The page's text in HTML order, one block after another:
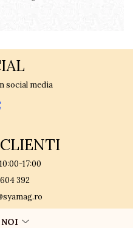
social media
17:00
392
NOI